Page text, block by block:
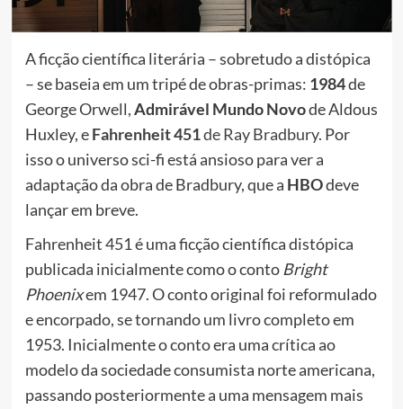
A ficção científica literária – sobretudo a distópica
– se baseia em um tripé de obras-primas: 1984de
George Orwell,Admirável Mundo Novode Aldous
Huxley, eFahrenheit 451de Ray Bradbury. Por
isso o universo sci-fi está ansioso para ver a
adaptação da obra de Bradbury, que a HBOdeve
lançar em breve.
Fahrenheit 451 é uma ficção científica distópica
publicada inicialmente como o conto Bright
Phoenixem 1947. O conto original foi reformulado
e encorpado, se tornando um livro completo em
1953. Inicialmente o conto era uma crítica ao
modelo da sociedade consumista norte americana,
passando posteriormente a uma mensagem mais